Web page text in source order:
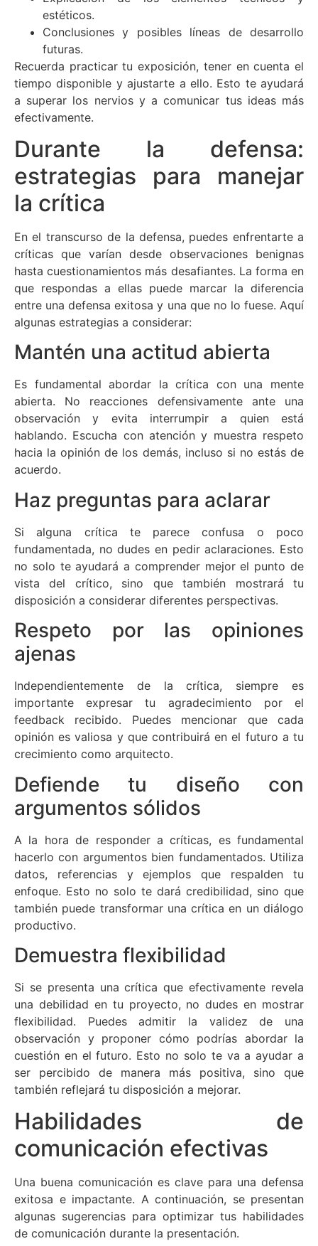
estéticos.
Conclusiones y posibles líneas de desarrollo
futuras.
Recuerda practicar tu exposición, tener en cuenta el
tiempo disponible y ajustarte a ello. Esto te ayudará
a superar los nervios y a comunicar tus ideas más
efectivamente.
Durante la defensa:
estrategias para manejar
la crítica
En el transcurso de la defensa, puedes enfrentarte a
críticas que varían desde observaciones benignas
hasta cuestionamientos más desafiantes. La forma en
que respondas a ellas puede marcar la diferencia
entre una defensa exitosa y una que no lo fuese. Aquí
algunas estrategias a considerar:
Mantén una actitud abierta
Es fundamental abordar la crítica con una mente
abierta. No reacciones defensivamente ante una
observación y evita interrumpir a quien está
hablando. Escucha con atención y muestra respeto
hacia la opinión de los demás, incluso si no estás de
acuerdo.
Haz preguntas para aclarar
Si alguna crítica te parece confusa o poco
fundamentada, no dudes en pedir aclaraciones. Esto
no solo te ayudará a comprender mejor el punto de
vista del crítico, sino que también mostrará tu
disposición a considerar diferentes perspectivas.
Respeto por las opiniones
ajenas
Independientemente de la crítica, siempre es
importante expresar tu agradecimiento por el
feedback recibido. Puedes mencionar que cada
opinión es valiosa y que contribuirá en el futuro a tu
crecimiento como arquitecto.
Defiende tu diseño con
argumentos sólidos
A la hora de responder a críticas, es fundamental
hacerlo con argumentos bien fundamentados. Utiliza
datos, referencias y ejemplos que respalden tu
enfoque. Esto no solo te dará credibilidad, sino que
también puede transformar una crítica en un diálogo
productivo.
Demuestra flexibilidad
Si se presenta una crítica que efectivamente revela
una debilidad en tu proyecto, no dudes en mostrar
flexibilidad. Puedes admitir la validez de una
observación y proponer cómo podrías abordar la
cuestión en el futuro. Esto no solo te va a ayudar a
ser percibido de manera más positiva, sino que
también reflejará tu disposición a mejorar.
Habilidades de
comunicación efectivas
Una buena comunicación es clave para una defensa
exitosa e impactante. A continuación, se presentan
algunas sugerencias para optimizar tus habilidades
de comunicación durante la presentación.